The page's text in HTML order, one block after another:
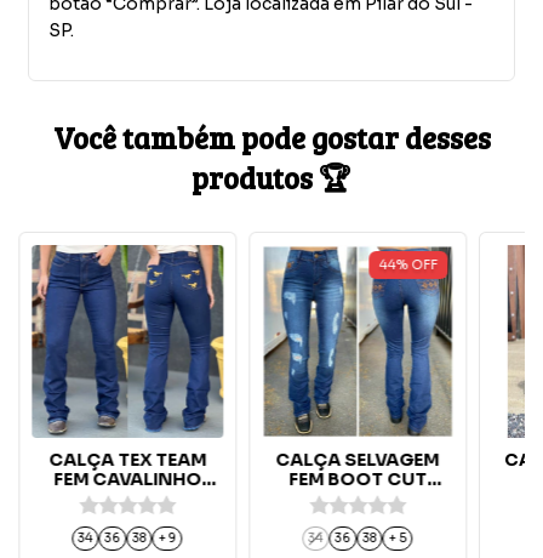
SP.
Você também pode gostar desses
produtos 🏆
CALÇA TEX TEAM
FEM CAVALINHO
AMARELO -
AMACIADA
34 36 38 + 9
44% OFF
CALÇA SELVAGEM
FEM BOOT CUT
SHIMANE - 1468
34 36 38 + 5